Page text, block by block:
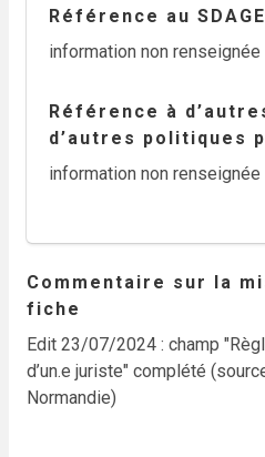
Référence au SDAGE
information non renseignée
Référence à
d’autres politiques
information non renseignée
Commentaire sur la
fiche
Edit 23/07/2024 : champ
d’un.e juriste" complété
Normandie)